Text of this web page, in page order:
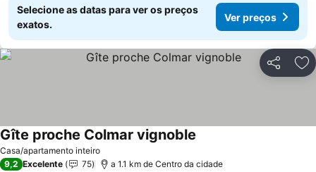
Selecione as datas para ver os preços
exatos.
Ver preços
Partilhar
Casa/apartamento inteiro
Gîte proche Colmar vignoble
9,2 Excelente 75 a 1.1 km de Centro da cidade